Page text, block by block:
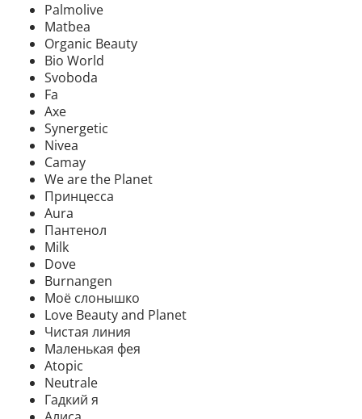
Palmolive
Matbea
Organic Beauty
Bio World
Svoboda
Fa
Axe
Synergetic
Nivea
Camay
We are the Planet
Принцесса
Aura
Пантенол
Milk
Dove
Burnangen
Моё слонышко
Love Beauty and Planet
Чистая линия
Маленькая фея
Atopic
Neutrale
Гадкий я